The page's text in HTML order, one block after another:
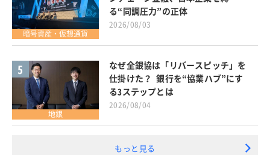
暗号資産・仮想通貨
る“同調圧力”の正体
2026/08/03
5
地銀
なぜ全銀協は「リバースピッチ」を
仕掛けた？ 銀行を“協業ハブ”にす
る3ステップとは
2026/08/04
もっと見る